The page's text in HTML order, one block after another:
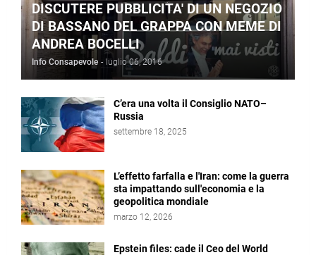
DISCUTERE PUBBLICITA' DI UN NEGOZIO
DI BASSANO DEL GRAPPA CON MEME DI
ANDREA BOCELLI
Info Consapevole - luglio 06, 2016
C’era una volta il Consiglio NATO–
Russia
settembre 18, 2025
L’effetto farfalla e l'Iran: come la guerra
sta impattando sull'economia e la
geopolitica mondiale
marzo 12, 2026
Epstein files: cade il Ceo del World